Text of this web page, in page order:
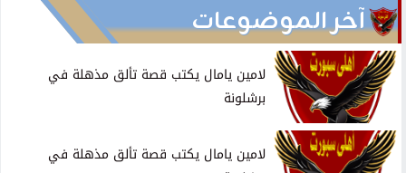
آخر الموضوعات
لامين يامال يكتب قصة تألق مذهلة في
برشلونة
لامين يامال يكتب قصة تألق مذهلة في